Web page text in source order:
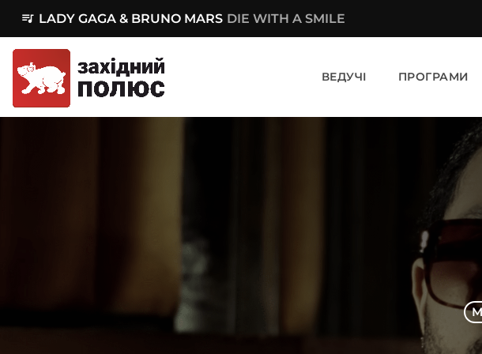
queue_music LADY GAGA & BRUNO MARS DIE WITH A SMILE
ВЕДУЧІ ПРОГРАМИ